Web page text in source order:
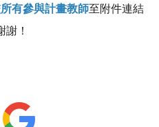
有參與計畫教師至附件連結
！